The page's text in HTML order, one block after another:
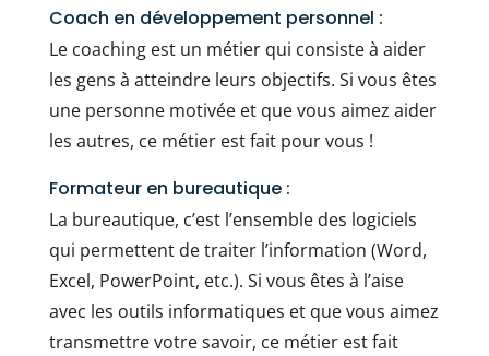
Coach en développement personnel :
Le coaching est un métier qui consiste à aider
les gens à atteindre leurs objectifs. Si vous êtes
une personne motivée et que vous aimez aider
les autres, ce métier est fait pour vous !
Formateur en bureautique :
La bureautique, c’est l’ensemble des logiciels
qui permettent de traiter l’information (Word,
Excel, PowerPoint, etc.). Si vous êtes à l’aise
avec les outils informatiques et que vous aimez
transmettre votre savoir, ce métier est fait